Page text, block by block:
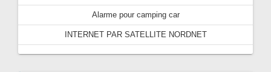
Alarme pour camping car
INTERNET PAR SATELLITE NORDNET